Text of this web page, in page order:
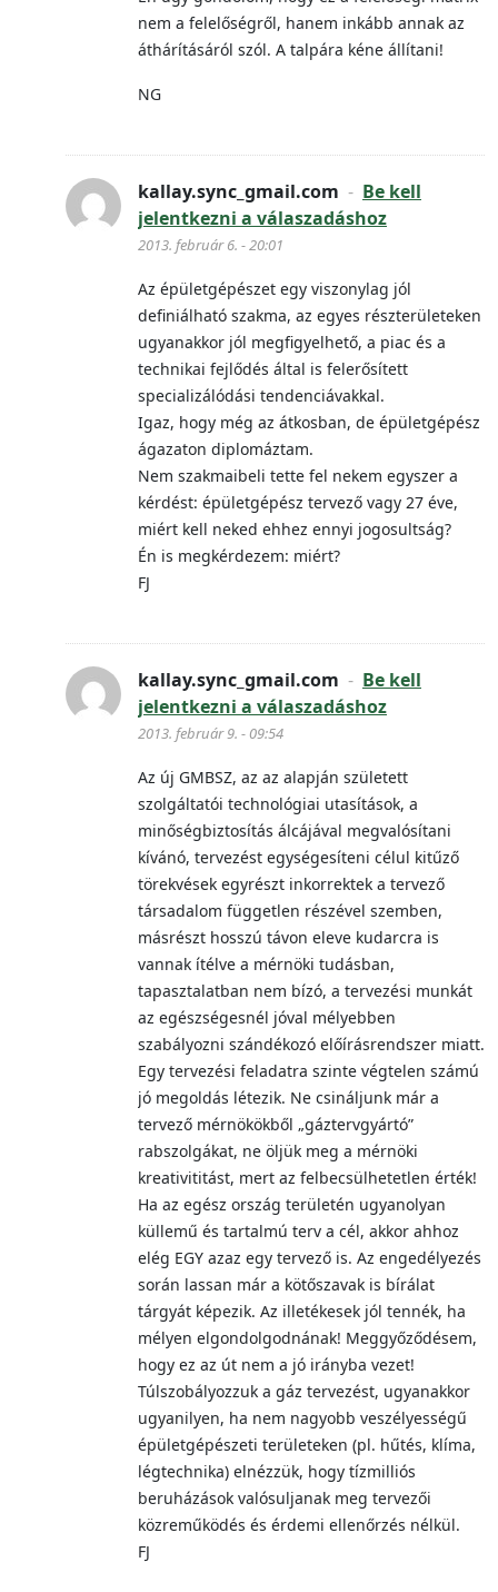
nem a felelőségről, hanem inkább annak az
áthárításáról szól. A talpára kéne állítani!
NG
kallay.sync_gmail.com - Be kell
jelentkezni a válaszadáshoz
2013. február 6. - 20:01
Az épületgépészet egy viszonylag jól
definiálható szakma, az egyes részterületeken
ugyanakkor jól megfigyelhető, a piac és a
technikai fejlődés által is felerősített
specializálódási tendenciávakkal.
Igaz, hogy még az átkosban, de épületgépész
ágazaton diplomáztam.
Nem szakmaibeli tette fel nekem egyszer a
kérdést: épületgépész tervező vagy 27 éve,
miért kell neked ehhez ennyi jogosultság?
Én is megkérdezem: miért?
FJ
kallay.sync_gmail.com - Be kell
jelentkezni a válaszadáshoz
2013. február 9. - 09:54
Az új GMBSZ, az az alapján született
szolgáltatói technológiai utasítások, a
minőségbiztosítás álcájával megvalósítani
kívánó, tervezést egységesíteni célul kitűző
törekvések egyrészt inkorrektek a tervező
társadalom független részével szemben,
másrészt hosszú távon eleve kudarcra is
vannak ítélve a mérnöki tudásban,
tapasztalatban nem bízó, a tervezési munkát
az egészségesnél jóval mélyebben
szabályozni szándékozó előírásrendszer miatt.
Egy tervezési feladatra szinte végtelen számú
jó megoldás létezik. Ne csináljunk már a
tervező mérnökökből „gáztervgyártó”
rabszolgákat, ne öljük meg a mérnöki
kreativititást, mert az felbecsülhetetlen érték!
Ha az egész ország területén ugyanolyan
küllemű és tartalmú terv a cél, akkor ahhoz
elég EGY azaz egy tervező is. Az engedélyezés
során lassan már a kötőszavak is bírálat
tárgyát képezik. Az illetékesek jól tennék, ha
mélyen elgondolgodnának! Meggyőződésem,
hogy ez az út nem a jó irányba vezet!
Túlszobályozzuk a gáz tervezést, ugyanakkor
ugyanilyen, ha nem nagyobb veszélyességű
épületgépészeti területeken (pl. hűtés, klíma,
légtechnika) elnézzük, hogy tízmilliós
beruházások valósuljanak meg tervezői
közreműködés és érdemi ellenőrzés nélkül.
FJ